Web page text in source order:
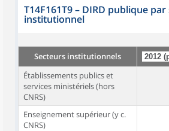
T14F161T9– DIRD publique
institutionnel
Secteurs institutionnels
Établissements publics et
services ministériels (hors
CNRS)
Enseignement supérieur (y c.
CNRS)